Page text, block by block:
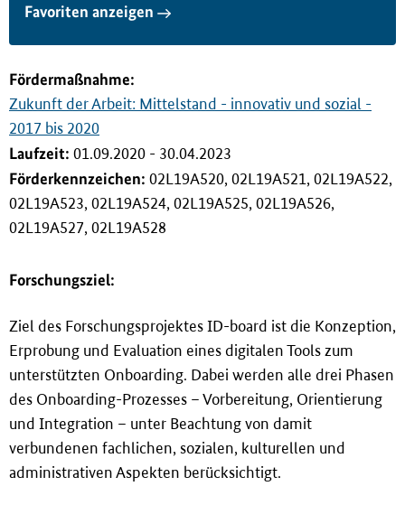
Favoriten anzeigen
Fördermaßnahme:
Zukunft der Arbeit: Mittelstand - innovativ und sozial -
2017 bis 2020
Laufzeit: 01.09.2020 - 30.04.2023
Förderkennzeichen: 02L19A520, 02L19A521, 02L19A522,
02L19A523, 02L19A524, 02L19A525, 02L19A526,
02L19A527, 02L19A528
Forschungsziel:
Ziel des Forschungsprojektes ID-board ist die Konzeption,
Erprobung und Evaluation eines digitalen Tools zum
unterstützten Onboarding. Dabei werden alle drei Phasen
des Onboarding-Prozesses – Vorbereitung, Orientierung
und Integration – unter Beachtung von damit
verbundenen fachlichen, sozialen, kulturellen und
administrativen Aspekten berücksichtigt.